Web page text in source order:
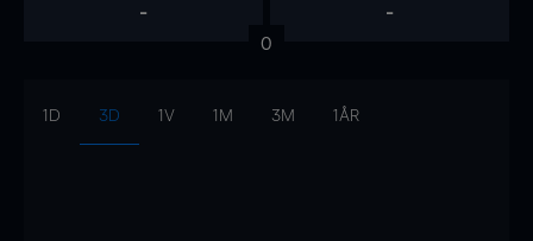
- -
0
1D 3D 1V 1M 3M 1ÅR